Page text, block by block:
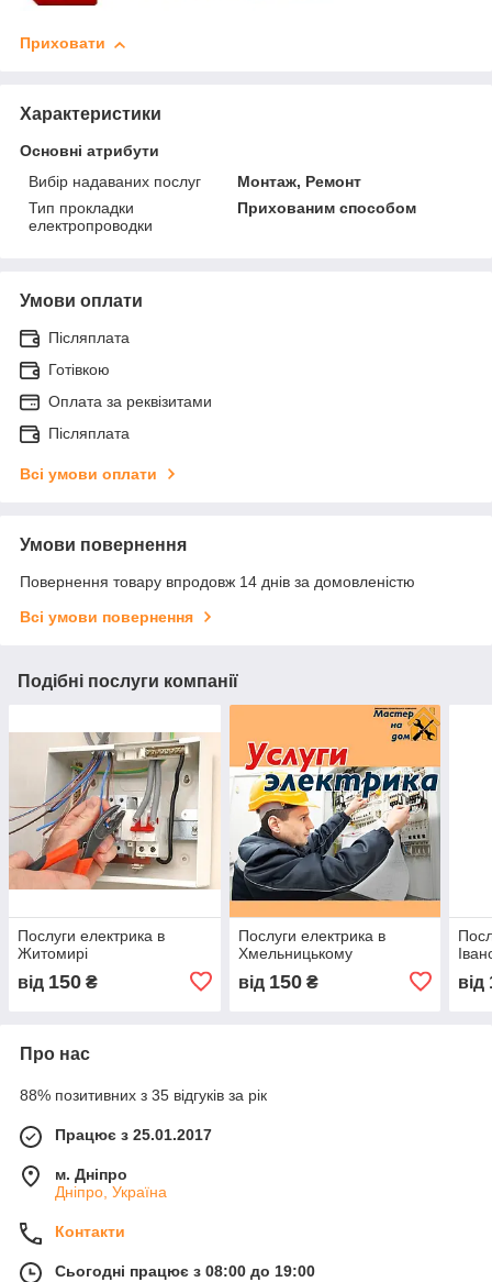
Приховати
Характеристики
Основні атрибути
Вибір надаваних послуг
Монтаж, Ремонт
Тип прокладки
електропроводки
Прихованим способом
Умови оплати
Післяплата
Готівкою
Оплата за реквізитами
Післяплата
Всі умови оплати
Умови повернення
Повернення товару впродовж 14 днів за домовленістю
Всі умови повернення
Подібні послуги компанії
Послуги електрика в
Житомирі
від 150 ₴
Послуги електрика в
Хмельницькому
від 150₴ від
Про нас
88% позитивних з 35 відгуків за рік
Працює з 25.01.2017
м. Дніпро
Дніпро, Україна
Контакти
Сьогодні працює з 08:00 до 19:00